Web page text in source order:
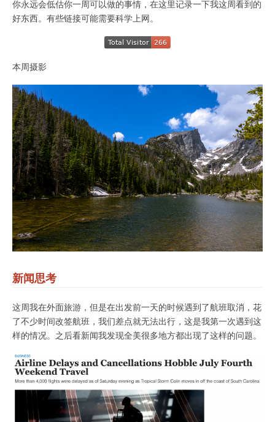
你永远会低估你一周可以做的事情，在这里记录一下我这周看到的
好东西。有些链接可能需要科学上网。
本周摄影
新闻思考
这周我在外面旅游，但是在出发前一天的时候遇到了航班取消，花
了不少时间改签航班，我们差点就无法出行，这是我第一次遇到这
样的情况。之后看新闻我发现全美很多地方都出现了这样的问题。